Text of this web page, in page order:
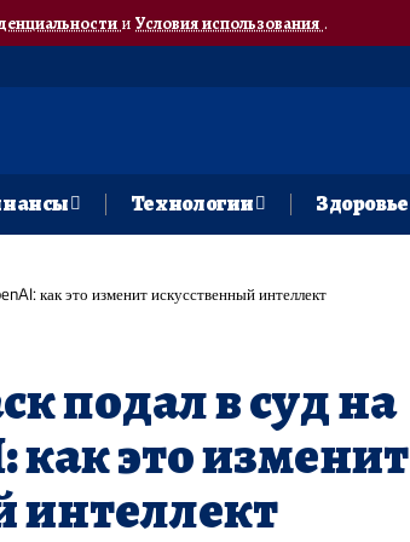
и Условия использования.
Технологии Здоровье
как это изменит искусственный интеллект
подал в суд на
как это изменит
интеллект